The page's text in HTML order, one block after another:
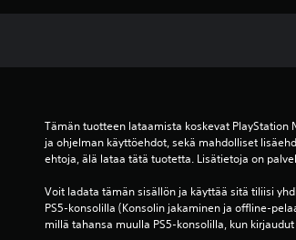
Tämän tuotteen lataamista koskevat PlayStation
ja ohjelman käyttöehdot, sekä mahdolliset
ehtoja, älä lataa tätä tuotetta. Lisätietoja on
Voit ladata tämän sisällön ja käyttää sitä tiliisi
PS5-konsolilla (Konsolin jakaminen ja offline-
millä tahansa muulla PS5-konsolilla, kun